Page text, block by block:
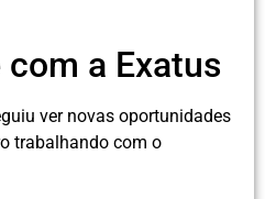
a Exatus
ver novas oportunidades
trabalhando com o